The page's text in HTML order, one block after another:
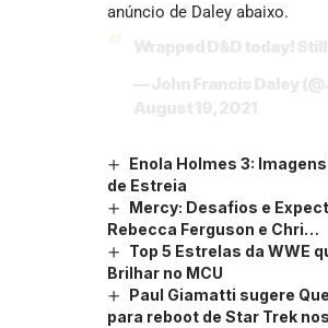
anúncio de Daley abaixo.
Enola Holmes 3:
de Estreia
Mercy: Desafios e
Rebecca Ferguson e Chri…
Top 5 Estrelas da WWE
Brilhar no MCU
Paul Giamatti sugere
para reboot de Star Trek